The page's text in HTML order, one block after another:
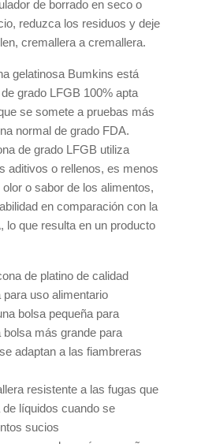
de borrado en seco o
reduzca los residuos y deje
cremallera a cremallera.
gelatinosa Bumkins está
grado LFGB 100% apta
se somete a pruebas más
normal de grado FDA.
de grado LFGB utiliza
aditivos o rellenos, es menos
o sabor de los alimentos,
en comparación con la
lo que resulta en un producto
de platino de calidad
para uso alimentario
bolsa pequeña para
más grande para
adaptan a las fiambreras
resistente a las fugas que
de líquidos cuando se
sucios